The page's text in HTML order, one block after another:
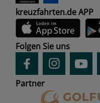
kreuzfahrten.de APP
Folgen Sie uns
Partner